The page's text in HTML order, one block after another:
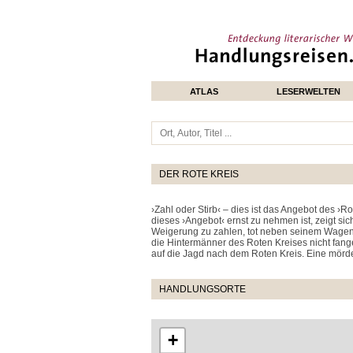
ATLAS LESERWELTEN
DER ROTE KREIS
›Zahl oder Stirb‹ – dies ist das Angebot des
dieses ›Angebot‹ ernst zu nehmen ist, zeigt
Weigerung zu zahlen, tot neben seinem
die Hintermänner des Roten Kreises nicht
auf die Jagd nach dem Roten Kreis. Eine
HANDLUNGSORTE
+